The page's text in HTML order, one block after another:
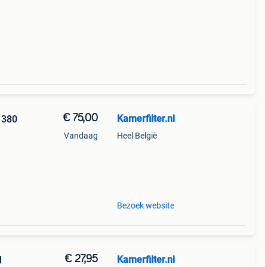
€ 75,00
Vandaag
Kamerfilter.nl
Heel België
Bezoek website
€ 27,95 Kamerfilter.nl